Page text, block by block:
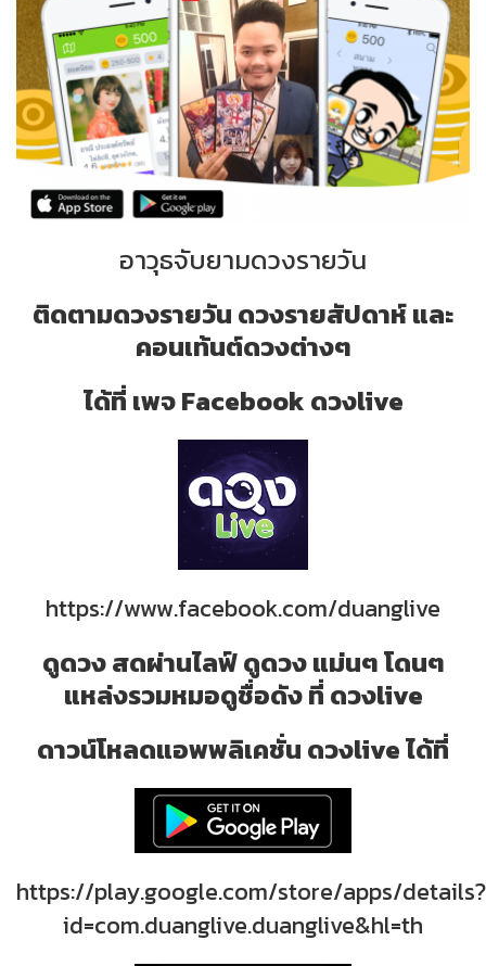
อาวุธจับยามดวงรายวัน
ติดตามดวงรายวัน ดวงรายสัปดาห์ และ
คอนเท้นต์ดวงต่างๆ
ได้ที่ เพจ Facebook ดวงlive
https://www.facebook.com/duanglive
ดูดวง สดผ่านไลฟ์ ดูดวง แม่นๆ โดนๆ
แหล่งรวมหมอดูชื่อดัง ที่ ดวงlive
ดาวน์โหลดแอพพลิเคชั่น ดวงlive ได้ที่
https://play.google.com/store/apps/details?
id=com.duanglive.duanglive&hl=th